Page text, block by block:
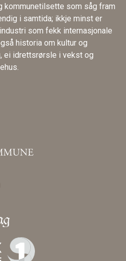
kommunetilsette som såg fram
i samtida; ikkje minst er
som fekk internasjonale
historia om kultur og
ei idrettsrørsle i vekst og